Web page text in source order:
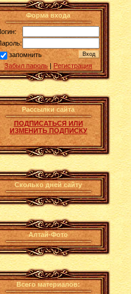
Форма входа
запомнить
Забыл пароль | Регистрация
Рассылки сайта
ПОДПИСАТЬСЯ ИЛИ
ИЗМЕНИТЬ ПОДПИСКУ
Сколько дней сайту
Алтай-Фото
Всего материалов: